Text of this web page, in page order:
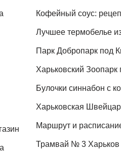
Кофейный соус:
Лучшее термобелье
Парк Добропарк под
Харьковский Зоопарк
Булочки синнабон с
Харьковская
Маршрут и
Трамвай № 3 Харьков